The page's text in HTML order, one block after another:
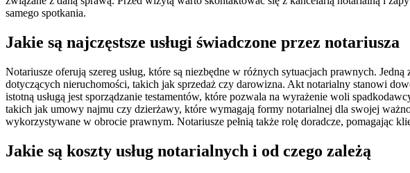
samego spotkania.
Jakie są najczęstsze usługi świadczone przez notariusza
Notariusze oferują szereg usług, które są niezbędne w różnych sytuacjach prawnych.
dotyczących nieruchomości, takich jak sprzedaż czy darowizna. Akt notarialny stanowi
istotną usługą jest sporządzanie testamentów, które pozwala na wyrażenie woli
takich jak umowy najmu czy dzierżawy, które wymagają formy notarialnej dla swojej
wykorzystywane w obrocie prawnym. Notariusze pełnią także rolę doradcze, pomagając
Jakie są koszty usług notarialnych i od czego zależą